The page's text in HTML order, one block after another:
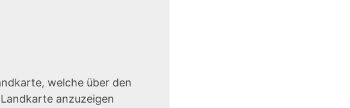
welche über den
anzuzeigen